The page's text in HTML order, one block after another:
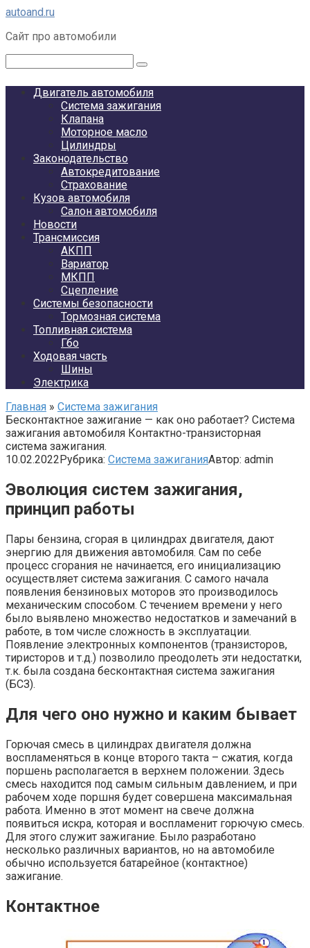
Перейти
контенту
autoand.ru
Сайт про автомобили
Двигатель автомобиля
Система зажигания
Клапана
Моторное масло
Цилиндры
Законодательство
Автокредитование
Страхование
Кузов автомобиля
Салон автомобиля
Новости
Трансмиссия
АКПП
Вариатор
МКПП
Сцепление
Системы безопасности
Тормозная система
Топливная система
Гбо
Ходовая часть
Шины
Электрика
Главная » Система зажигания
Бесконтактное зажигание — как оно работает? Система
зажигания автомобиля Контактно-транзисторная
система зажигания.
10.02.2022Рубрика: Система зажиганияАвтор: admin
Эволюция систем зажигания,
принцип работы
Пары бензина, сгорая в цилиндрах двигателя, дают
энергию для движения автомобиля. Сам по себе
процесс сгорания не начинается, его инициализацию
осуществляет система зажигания. С самого начала
появления бензиновых моторов это производилось
механическим способом. С течением времени у него
было выявлено множество недостатков и замечаний в
работе, в том числе сложность в эксплуатации.
Появление электронных компонентов (транзисторов,
тиристоров и т.д.) позволило преодолеть эти недостатки,
т.к. была создана бесконтактная система зажигания
(БСЗ).
Для чего оно нужно и каким бывает
Горючая смесь в цилиндрах двигателя должна
воспламеняться в конце второго такта – сжатия, когда
поршень располагается в верхнем положении. Здесь
смесь находится под самым сильным давлением, и при
рабочем ходе поршня будет совершена максимальная
работа. Именно в этот момент на свече должна
появиться искра, которая и воспламенит горючую смесь.
Для этого служит зажигание. Было разработано
несколько различных вариантов, но на автомобиле
обычно используется батарейное (контактное)
зажигание.
Контактное